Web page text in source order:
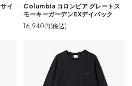
イ
Columbia コロンビア グレートス
モーキーガーデンEXデイパック
16,940円(税込)